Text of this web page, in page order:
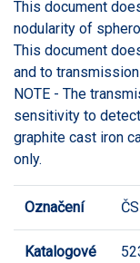
This document
nodularity of
This document
and to
NOTE - The
sensitivity to
graphite cast iron
only.
Označení
Katalogové